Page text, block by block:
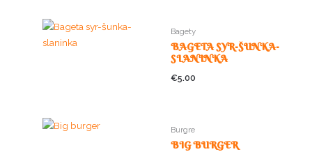
Bagety
BAGETA SYR-ŠUNKA-
SLANINKA
€5.00
Burgre
BIG BURGER